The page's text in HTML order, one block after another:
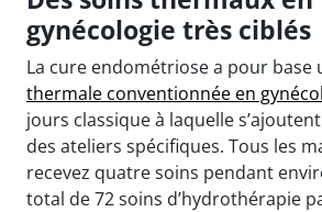
gynécologie très ciblés
La cure endométriose a pour base
thermale conventionnée en
jours classique à laquelle s’ajoutent
des ateliers spécifiques. Tous les
recevez quatre soins pendant
total de 72 soins d’hydrothérapie